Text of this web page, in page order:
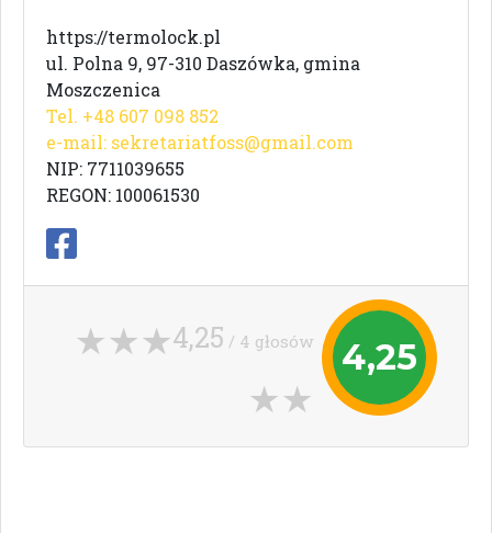
https://termolock.pl
ul. Polna 9, 97-310 Daszówka, gmina
Moszczenica
Tel. +48 607 098 852
e-mail: sekretariatfoss@gmail.com
NIP: 7711039655
REGON: 100061530
4,25
4,25 / 4 głosów